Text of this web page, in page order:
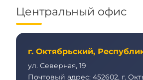
Центральный офис
г. Октябрьский,
ул. Северная, 19
Почтовый адрес: 452602, г.